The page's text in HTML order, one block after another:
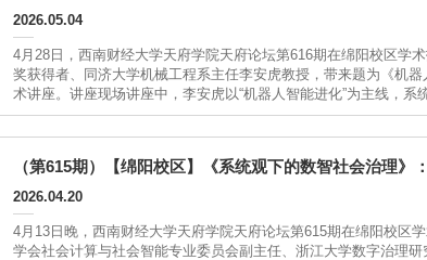
2026.05.04
4月28日，西南财经大学天府学院天府论坛第616期在绵阳校区学
奖获得者、同济大学机械工程系主任李安虎教授，带来题为《机
术讲座。讲座现场讲座中，李安虎以“机器人智能进化”为主线，系
指出，当前机器人正逐步跨越“感知”与“理解”之间的界线，从执
（第615期）【绵阳校区】《系统观下的数智社会治理》
2026.04.20
4月13日晚，西南财经大学天府学院天府论坛第615期在绵阳校区
学会社会计算与社会智能专业委员会副主任、浙江大学数字治理